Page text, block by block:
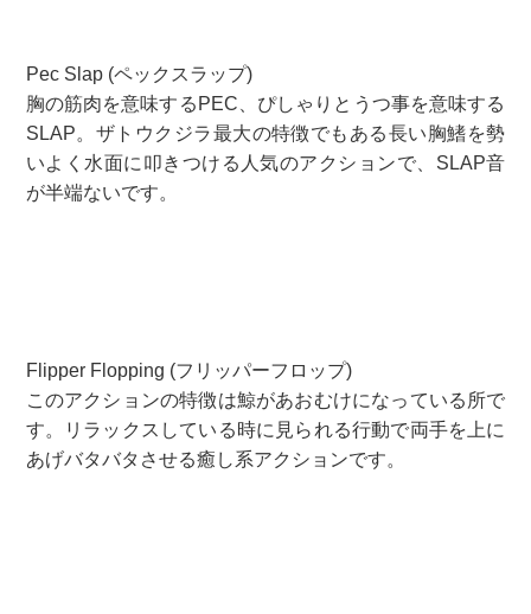
Pec Slap (ペックスラップ)
胸の筋肉を意味するPEC、ぴしゃりとうつ事を意味する
SLAP。ザトウクジラ最大の特徴でもある長い胸鰭を勢
いよく水面に叩きつける人気のアクションで、SLAP音
が半端ないです。
Flipper Flopping (フリッパーフロップ)
このアクションの特徴は鯨があおむけになっている所で
す。リラックスしている時に見られる行動で両手を上に
あげバタバタさせる癒し系アクションです。